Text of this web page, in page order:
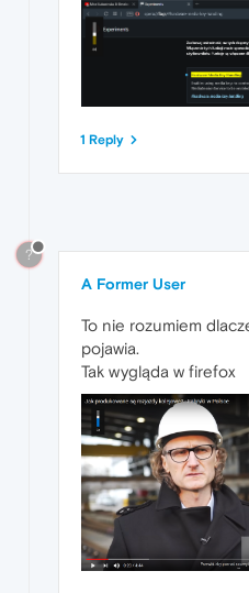
1 Reply
?
A Former User
To nie rozumiem
pojawia.
Tak wygląda w firefox